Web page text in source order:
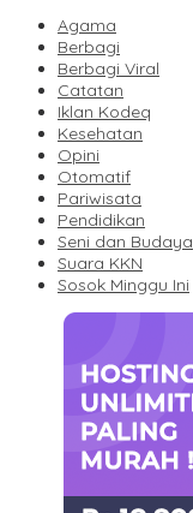
Agama
Berbagi
Berbagi Viral
Catatan
Iklan Kodeq
Kesehatan
Opini
Otomatif
Pariwisata
Pendidikan
Seni dan Budaya
Suara KKN
Sosok Minggu Ini